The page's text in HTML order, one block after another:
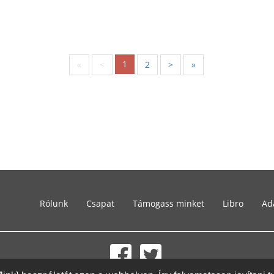
« < 1 2 > »
Rólunk Csapat Támogass minket Libro